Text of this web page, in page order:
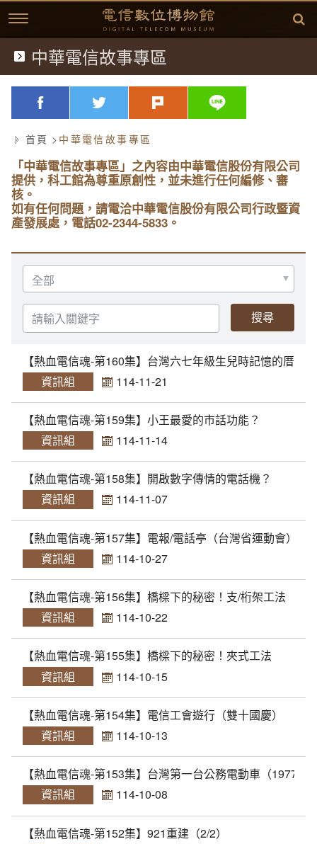
跳
到
主
要
典藏文物
歷史文獻
歷史影片
臺灣電信發展
故事開始
(1877)台灣電信的開始
(1897)台灣開始使用電話
(1945)克難的年代
(1950)供不應求
(1960)跨入太空通信
(1970)全台通信網的健全
(1980)多變的年代
(1990)電信大競爭
迎向新世紀
延伸閱讀
相關資訊
桌布下載
學習單
相關網站
延伸文章
中華電信故事專區
方賢齊先生簡介
方賢齊先生簡介
方賢齊先生大事記
著作清單
生平剪影
追思影片(另開新視窗)
中華電信故事專區
略過字型切換，社群分享工具列
facebook twitter plurk
首頁 中華電信故事專區
「中華電信故事專區」之內容由中華電信股份有限公司
提供，科工館為尊重原創性，並未進行任何編修、審
核。
如有任何問題，請電洽中華電信股份有限公司行政暨資
產發展處，電話02-2344-5833。
選
擇
分
類
請
輸
入
鍵
字
【熱血電信魂-第160集】台灣六七年級生兒時記憶的厝內
資訊組
114-11-21
【熱血電信魂-第159集】小王最愛的市話功能？
資訊組
114-11-14
【熱血電信魂-第158集】開啟數字傳情的電話機？
資訊組
114-11-07
【熱血電信魂-第157集】電報/電話亭（台灣省運動會）
資訊組
114-10-27
【熱血電信魂-第156集】橋樑下的秘密！支/桁架工法
資訊組
114-10-22
【熱血電信魂-第155集】橋樑下的秘密！夾式工法
資訊組
114-10-15
【熱血電信魂-第154集】電信工會遊行（雙十國慶）
資訊組
114-10-13
【熱血電信魂-第153集】台灣第一台公務電動車（1977年
資訊組
114-10-08
【熱血電信魂-第152集】921重建（2/2）